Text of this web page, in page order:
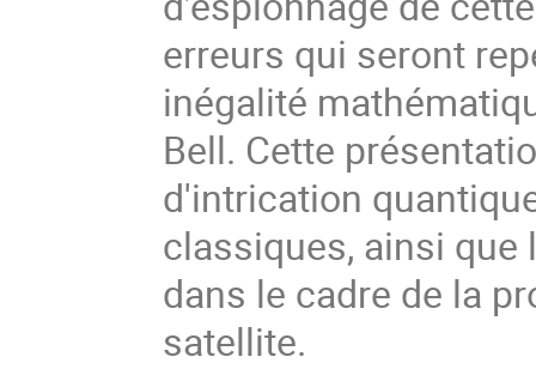
erreurs qui seront
inégalité
Bell. Cette
d'intrication
classiques, ainsi
dans le cadre de la
satellite.